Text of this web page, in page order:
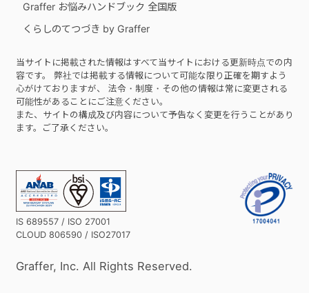
Graffer お悩みハンドブック 全国版
くらしのてつづき by Graffer
当サイトに掲載された情報はすべて当サイトにおける更新時点での内
容です。 弊社では掲載する情報について可能な限り正確を期すよう
心がけておりますが、 法令・制度・その他の情報は常に変更される
可能性があることにご注意ください。
また、サイトの構成及び内容について予告なく変更を行うことがあり
ます。ご了承ください。
IS 689557 / ISO 27001
CLOUD 806590 / ISO27017
Graffer, Inc. All Rights Reserved.